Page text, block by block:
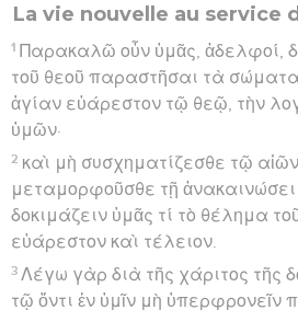
La vie nouvelle au service
1 Παρακαλῶ οὖν ὑμᾶς, ἀδελφοί,
τοῦ θεοῦ παραστῆσαι τὰ
ἁγίαν εὐάρεστον τῷ θεῷ, τὴν
ὑμῶν·
2 καὶ μὴ συσχηματίζεσθε τῷ
μεταμορφοῦσθε τῇ ἀνακαινώσει
δοκιμάζειν ὑμᾶς τί τὸ θέλημα
εὐάρεστον καὶ τέλειον.
3 Λέγω γὰρ διὰ τῆς χάριτος τῆς
τῷ ὄντι ἐν ὑμῖν μὴ ὑπερφρονεῖν